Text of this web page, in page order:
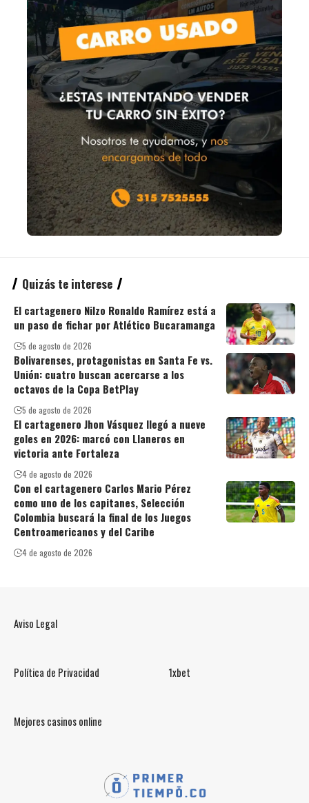
Quizás te interese
El cartagenero Nilzo Ronaldo Ramírez está a
un paso de fichar por Atlético Bucaramanga
5 de agosto de 2026
Bolivarenses, protagonistas en Santa Fe vs.
Unión: cuatro buscan acercarse a los
octavos de la Copa BetPlay
5 de agosto de 2026
El cartagenero Jhon Vásquez llegó a nueve
goles en 2026: marcó con Llaneros en
victoria ante Fortaleza
4 de agosto de 2026
Con el cartagenero Carlos Mario Pérez
como uno de los capitanes, Selección
Colombia buscará la final de los Juegos
Centroamericanos y del Caribe
4 de agosto de 2026
Aviso Legal
Política de Privacidad 1xbet
Mejores casinos online